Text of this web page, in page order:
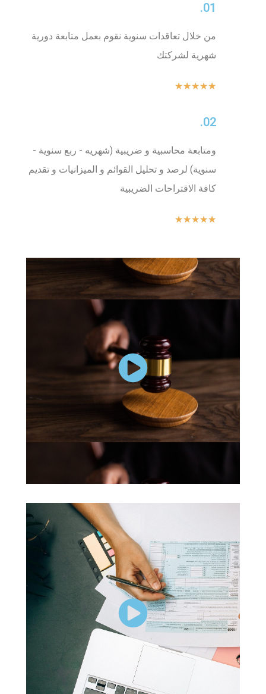
01.
من خلال تعاقدات سنوية نقوم بعمل متابعة دورية
شهرية لشركتك
★
★
★
★
★
02.
ومتابعة محاسبية و ضريبية (شهريه - ربع سنوية -
سنوية) لرصد و تحليل القوائم و الميزانيات و تقديم
كافة الاقتراحات الضريبية
★
★
★
★
★